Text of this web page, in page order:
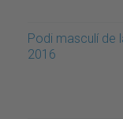
Podi masculí de
2016